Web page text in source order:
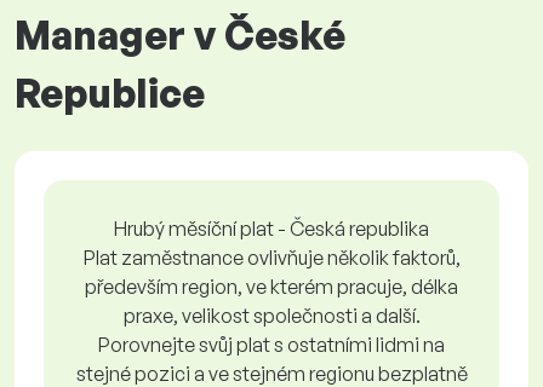
Manager v České
Republice
Hrubý měsíční plat - Česká republika
Plat zaměstnance ovlivňuje několik faktorů,
především region, ve kterém pracuje, délka
praxe, velikost společnosti a další.
Porovnejte svůj plat s ostatními lidmi na
stejné pozici a ve stejném regionu bezplatně